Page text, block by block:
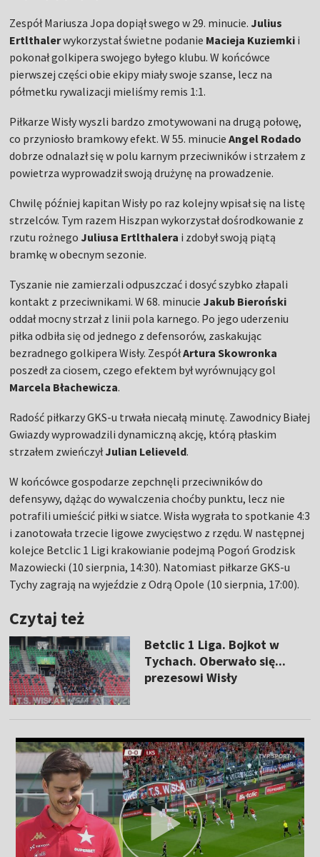
Zespół Mariusza Jopa dopiął swego w 29. minucie. Julius
Ertlthalerwykorzystał świetne podanie Macieja Kuziemki i
pokonał golkipera swojego byłego klubu. W końcówce
pierwszej części obie ekipy miały swoje szanse, lecz na
półmetku rywalizacji mieliśmy remis 1:1.
Piłkarze Wisły wyszli bardzo zmotywowani na drugą połowę,
co przyniosło bramkowy efekt. W 55. minucieAngel Rodado
dobrze odnalazł się w polu karnym przeciwników i strzałem z
powietrza wyprowadził swoją drużynę na prowadzenie.
Chwilę później kapitan Wisły po raz kolejny wpisał się na listę
strzelców. Tym razem Hiszpan wykorzystał dośrodkowanie z
rzutu rożnego Juliusa Ertlthalera i zdobył swoją piątą
bramkę w obecnym sezonie.
Tyszanie nie zamierzali odpuszczać i dosyć szybko złapali
kontakt z przeciwnikami. W 68. minucie Jakub Bieroński
oddał mocny strzał z linii pola karnego. Po jego uderzeniu
piłka odbiła się od jednego z defensorów, zaskakując
bezradnego golkipera Wisły. ZespółArtura Skowronka
poszedł za ciosem, czego efektem był wyrównujący gol
Marcela Błachewicza.
Radość piłkarzy GKS-u trwała niecałą minutę. Zawodnicy Białej
Gwiazdy wyprowadzili dynamiczną akcję, którą płaskim
strzałem zwieńczyłJulian Lelieveld.
W końcówce gospodarze zepchnęli przeciwników do
defensywy, dążąc do wywalczenia choćby punktu, lecz nie
potrafili umieścić piłki w siatce. Wisła wygrała to spotkanie 4:3
i zanotowała trzecie ligowe zwycięstwo z rzędu. W następnej
kolejce Betclic 1 Ligi krakowianie podejmą Pogoń Grodzisk
Mazowiecki (10 sierpnia, 14:30). Natomiast piłkarze GKS-u
Tychy zagrają na wyjeździe z Odrą Opole (10 sierpnia, 17:00).
Czytaj też
Betclic 1 Liga. Bojkot w
Tychach. Oberwało się...
prezesowi Wisły